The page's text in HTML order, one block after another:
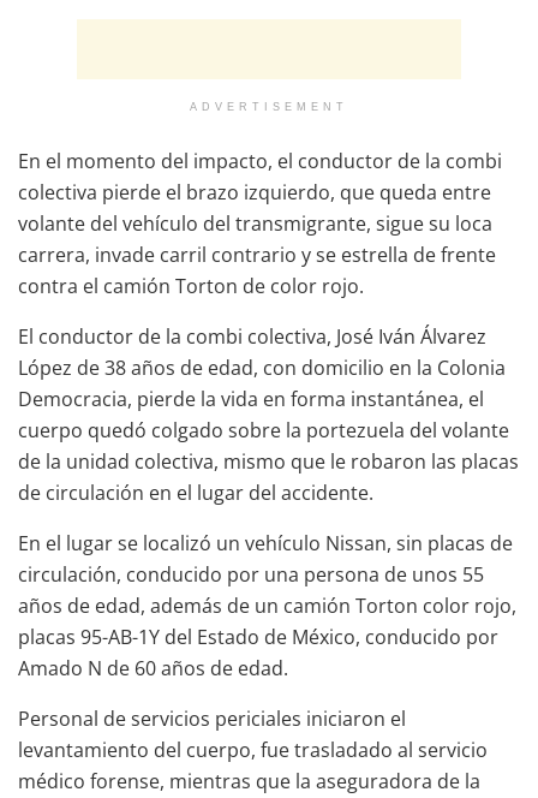
ADVERTISEMENT
En el momento del impacto, el conductor de la combi
colectiva pierde el brazo izquierdo, que queda entre
volante del vehículo del transmigrante, sigue su loca
carrera, invade carril contrario y se estrella de frente
contra el camión Torton de color rojo.
El conductor de la combi colectiva, José Iván Álvarez
López de 38 años de edad, con domicilio en la Colonia
Democracia, pierde la vida en forma instantánea, el
cuerpo quedó colgado sobre la portezuela del volante
de la unidad colectiva, mismo que le robaron las placas
de circulación en el lugar del accidente.
En el lugar se localizó un vehículo Nissan, sin placas de
circulación, conducido por una persona de unos 55
años de edad, además de un camión Torton color rojo,
placas 95-AB-1Y del Estado de México, conducido por
Amado N de 60 años de edad.
Personal de servicios periciales iniciaron el
levantamiento del cuerpo, fue trasladado al servicio
médico forense, mientras que la aseguradora de la